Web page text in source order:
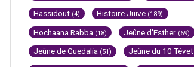
Hassidout (4) Histoire Juive (189)
Hochaana Rabba (18) Jeûne d'Esther (69)
Jeûne de Guedalia (51) Jeûne du 10 Tévet